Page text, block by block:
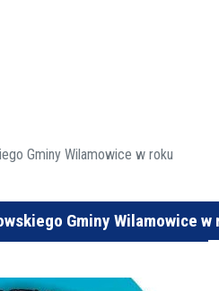
Gminy Wilamowice w roku
Gminy Wilamowice